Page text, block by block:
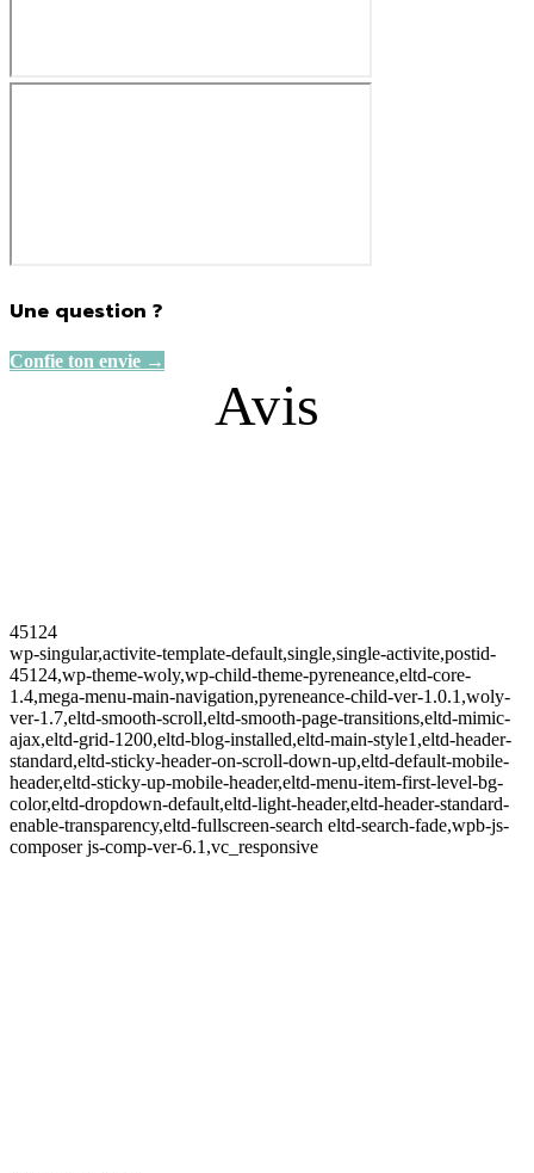
Une question ?
Confie ton envie →
Avis
45124
wp-singular,activite-template-default,single,single-activite,postid-
45124,wp-theme-woly,wp-child-theme-pyreneance,eltd-core-
1.4,mega-menu-main-navigation,pyreneance-child-ver-1.0.1,woly-
ver-1.7,eltd-smooth-scroll,eltd-smooth-page-transitions,eltd-mimic-
ajax,eltd-grid-1200,eltd-blog-installed,eltd-main-style1,eltd-header-
standard,eltd-sticky-header-on-scroll-down-up,eltd-default-mobile-
header,eltd-sticky-up-mobile-header,eltd-menu-item-first-level-bg-
color,eltd-dropdown-default,eltd-light-header,eltd-header-standard-
enable-transparency,eltd-fullscreen-search eltd-search-fade,wpb-js-
composer js-comp-ver-6.1,vc_responsive